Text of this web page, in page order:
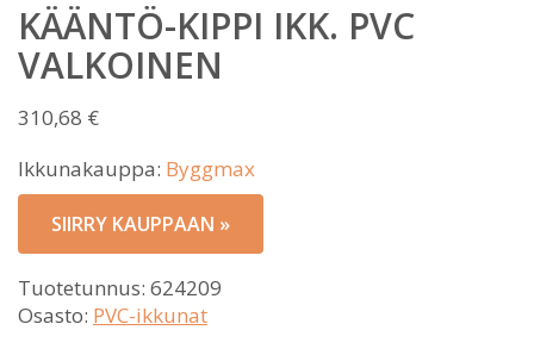
KÄÄNTÖ-KIPPI IKK. PVC
VALKOINEN
310,68 €
Ikkunakauppa: Byggmax
SIIRRY KAUPPAAN »
Tuotetunnus: 624209
Osasto: PVC-ikkunat